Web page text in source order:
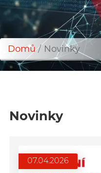
Drobečková
Domů Novinky
Novinky
07.04.2026